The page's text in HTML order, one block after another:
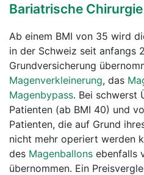
Bariatrische
Ab einem BMI von 35 wird
in der Schweiz seit anfangs
Grundversicherung
Magenverkleinerung, das
Magenbypass. Bei schwerst
Patienten (ab BMI 40) und
Patienten, die auf Grund
nicht mehr operiert werden
des Magenballons ebenfalls
übernommen. Ein